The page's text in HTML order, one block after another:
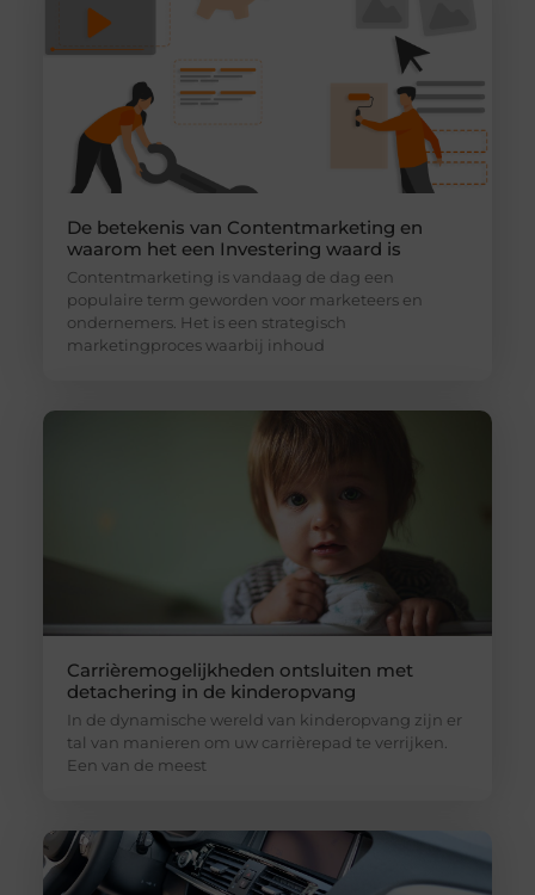
De betekenis van Contentmarketing en
waarom het een Investering waard is
Contentmarketing is vandaag de dag een
populaire term geworden voor marketeers en
ondernemers. Het is een strategisch
marketingproces waarbij inhoud
Carrièremogelijkheden ontsluiten met
detachering in de kinderopvang
In de dynamische wereld van kinderopvang zijn er
tal van manieren om uw carrièrepad te verrijken.
Een van de meest